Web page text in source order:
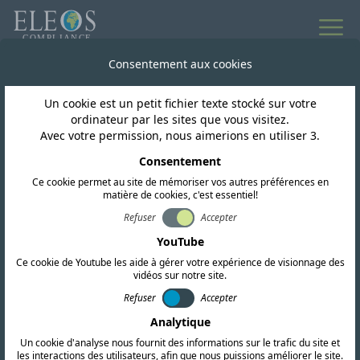
Actualités internes
Guide de certification
Consentement aux cookies
Un cookie est un petit fichier texte stocké sur votre
ordinateur par les sites que vous visitez.
Avec votre permission, nous aimerions en utiliser 3.
Consentement
Ce cookie permet au site de mémoriser vos autres préférences en
matière de cookies, c'est essentiel!
Refuser
Accepter
YouTube
Ce cookie de Youtube les aide à gérer votre expérience de visionnage des
vidéos sur notre site.
Refuser
Accepter
Analytique
Un cookie d'analyse nous fournit des informations sur le trafic du site et
les interactions des utilisateurs, afin que nous puissions améliorer le site.